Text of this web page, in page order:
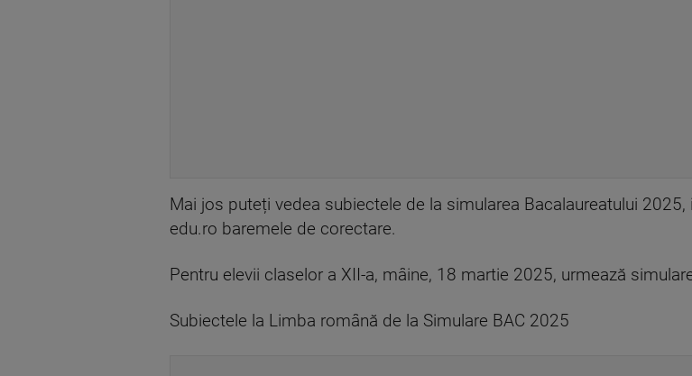
Mai jos puteți vedea subiectele de la simularea Bacalaureatului
edu.ro baremele de corectare.
Pentru elevii claselor a XII-a, mâine, 18 martie 2025, urmează
Subiectele la Limba română de la Simulare BAC 2025